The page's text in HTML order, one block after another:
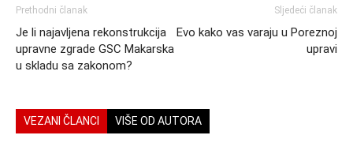
Prethodni članak
Je li najavljena rekonstrukcija
upravne zgrade GSC Makarska‏
u skladu sa zakonom?
Sljedeći članak
Evo kako vas varaju u Poreznoj
upravi
VEZANI ČLANCI VIŠE OD AUTORA